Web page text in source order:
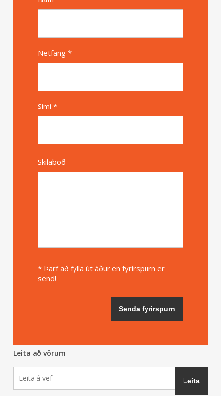
Netfang *
Sími *
Skilaboð
* Þarf að fylla út áður en fyrirspurn er
send!
Leita að vörum